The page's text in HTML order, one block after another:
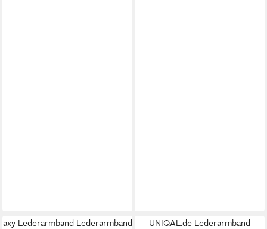
axy Lederarmband Lederarmband
UNIQAL.de Lederarmband